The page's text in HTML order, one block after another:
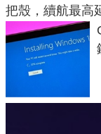
把殼，續航最高